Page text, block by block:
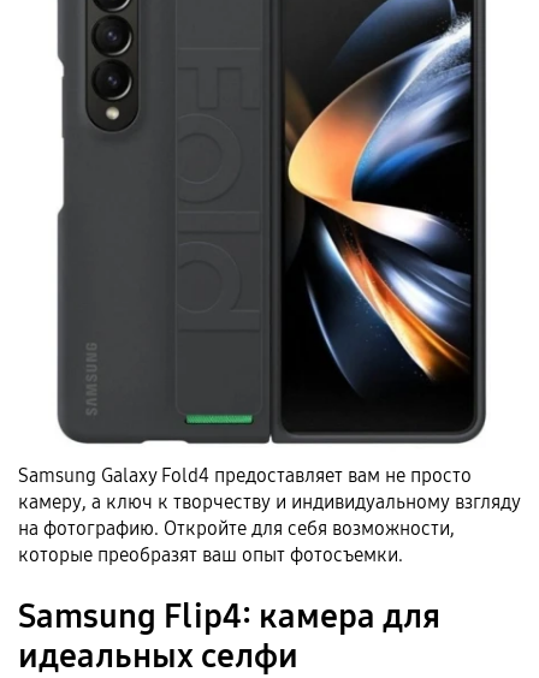
Samsung Galaxy Fold4 предоставляет вам не просто
камеру, а ключ к творчеству и индивидуальному взгляду
на фотографию. Откройте для себя возможности,
которые преобразят ваш опыт фотосъемки.
Samsung Flip4: камера для
идеальных селфи